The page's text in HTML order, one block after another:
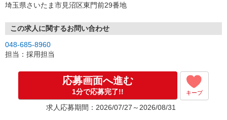
埼玉県さいたま市見沼区東門前29番地
この求人に関するお問い合わせ
048-685-8960
担当：採用担当
応募画面へ進む
1分で応募完了!! キープ
求人応募期間：2026/07/27～2026/08/31